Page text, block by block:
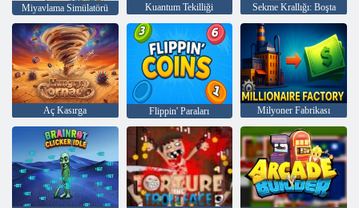
Miyavlama Simülatörü Kuantum Tekilliği Sekme Krallığı: Boşta
Aç Kasırga Flippin' Paraları Milyoner Fabrikası